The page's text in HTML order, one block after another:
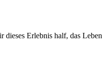
dieses Erlebnis half, das Leben